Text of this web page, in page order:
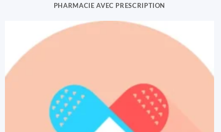
PHARMACIE AVEC PRESCRIPTION